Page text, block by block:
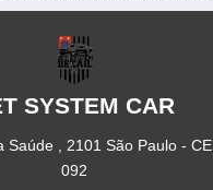
SYSTEM CAR
Saúde , 2101 São Paulo -
092